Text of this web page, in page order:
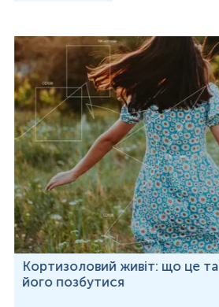
Кортизоловий живіт: що це
його позбутися